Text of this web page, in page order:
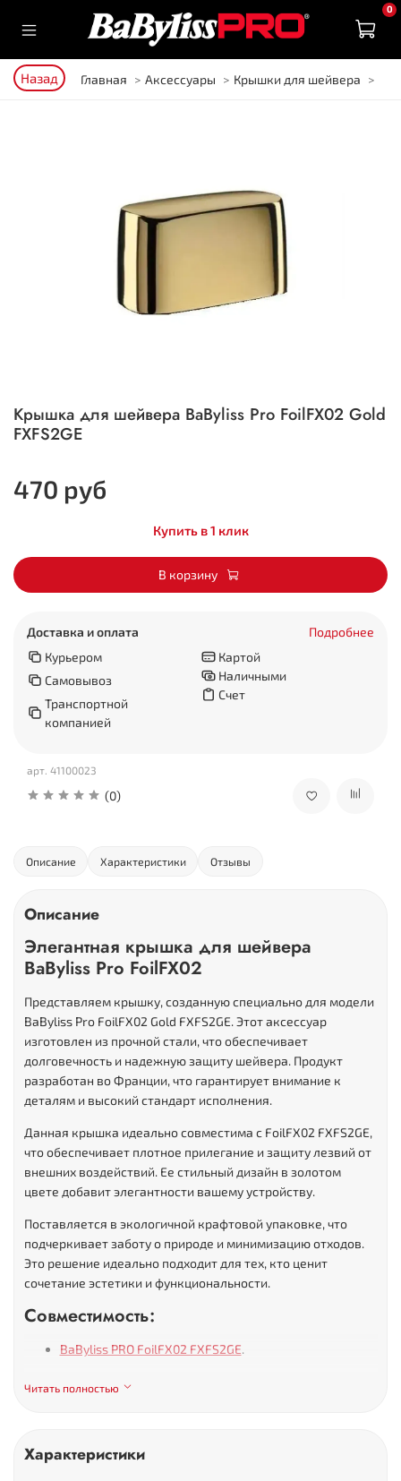
0
Назад Главная Аксессуары Крышки для шейвера
арт. 41100023
(0)
Крышка для шейвера BaByliss Pro FoilFX02 Gold
FXFS2GE
470 руб
Купить в 1 клик
В корзину
Доставка и оплата
Подробнее
Курьером
Самовывоз
Транспортной
компанией
Картой
Наличными
Счет
Описание Характеристики Отзывы
Описание
Элегантная крышка для шейвера
BaByliss Pro FoilFX02
Представляем крышку, созданную специально для модели
BaByliss Pro FoilFX02 Gold FXFS2GE. Этот аксессуар
изготовлен из прочной стали, что обеспечивает
долговечность и надежную защиту шейвера. Продукт
разработан во Франции, что гарантирует внимание к
деталям и высокий стандарт исполнения.
Данная крышка идеально совместима с FoilFX02 FXFS2GE,
что обеспечивает плотное прилегание и защиту лезвий от
внешних воздействий. Ее стильный дизайн в золотом
цвете добавит элегантности вашему устройству.
Поставляется в экологичной крафтовой упаковке, что
подчеркивает заботу о природе и минимизацию отходов.
Это решение идеально подходит для тех, кто ценит
сочетание эстетики и функциональности.
Совместимость:
BaByliss PRO FoilFX02 FXFS2GE.
Читать полностью
Характеристики